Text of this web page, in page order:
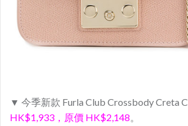
▼ 今季新款 Furla Club Crossbody Creta C
HK$1,933，原價 HK$2,148。